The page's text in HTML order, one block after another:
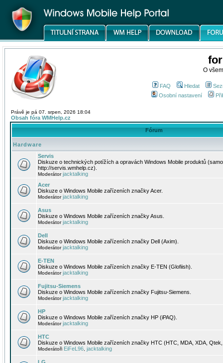
O
FAQ Hledat
Osobní nastavení
Právě je pá 07. srpen, 2026 18:04
Obsah fóra WMHelp.cz
Fórum
Hardware
Servis
Diskuze o technických potížích a opravách Windows Mobile produktů
http://servis.wmhelp.cz).
Moderátorjacktalking
Acer
Diskuze o Windows Mobile zařízeních značky Acer.
Moderátorjacktalking
Asus
Diskuze o Windows Mobile zařízeních značky Asus.
Moderátorjacktalking
Dell
Diskuze o Windows Mobile zařízeních značky Dell (Axim).
Moderátorjacktalking
E-TEN
Diskuze o Windows Mobile zařízeních značky E-TEN (Glofiish).
Moderátorjacktalking
Fujitsu-Siemens
Diskuze o Windows Mobile zařízeních značky Fujitsu-Siemens.
Moderátorjacktalking
HP
Diskuze o Windows Mobile zařízeních značky HP (iPAQ).
Moderátorjacktalking
HTC
Diskuze o Windows Mobile zařízeních značky HTC (HTC, MDA, XDA,
Moderátoři EiFeL96 jacktalking